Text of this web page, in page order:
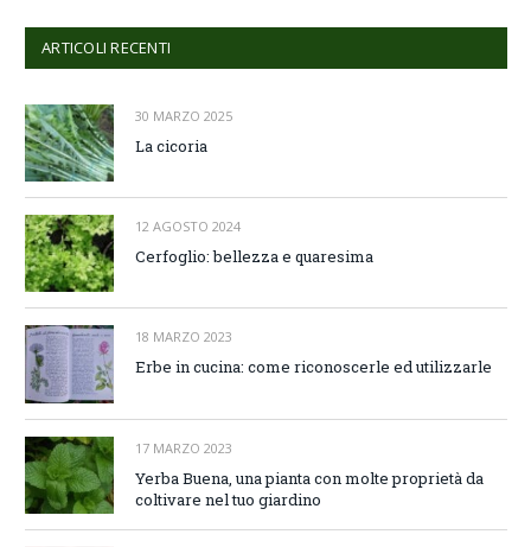
ARTICOLI RECENTI
30 MARZO 2025
La cicoria
12 AGOSTO 2024
Cerfoglio: bellezza e quaresima
18 MARZO 2023
Erbe in cucina: come riconoscerle ed utilizzarle
17 MARZO 2023
Yerba Buena, una pianta con molte proprietà da
coltivare nel tuo giardino